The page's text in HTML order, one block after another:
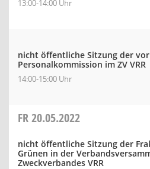
13:00-14:00 Uhr
nicht öffentliche Sitzung der
Personalkommission im ZV VRR
14:00-15:00 Uhr
FR20.05.2022
nicht öffentliche Sitzung der
Grünen in der
Zweckverbandes VRR